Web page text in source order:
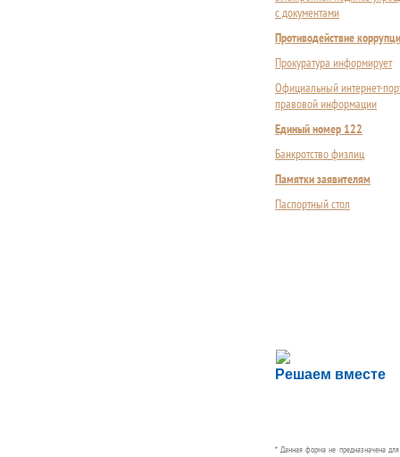
с документами
Противодействие
Прокуратура информирует
Официальный интернет-
правовой информации
Единый номер 122
Банкротство физлиц
Памятки заявителям
Паспортный стол
Решаем вместе
Сложности с
Сообщите об этом
* Данная форма не предназначена